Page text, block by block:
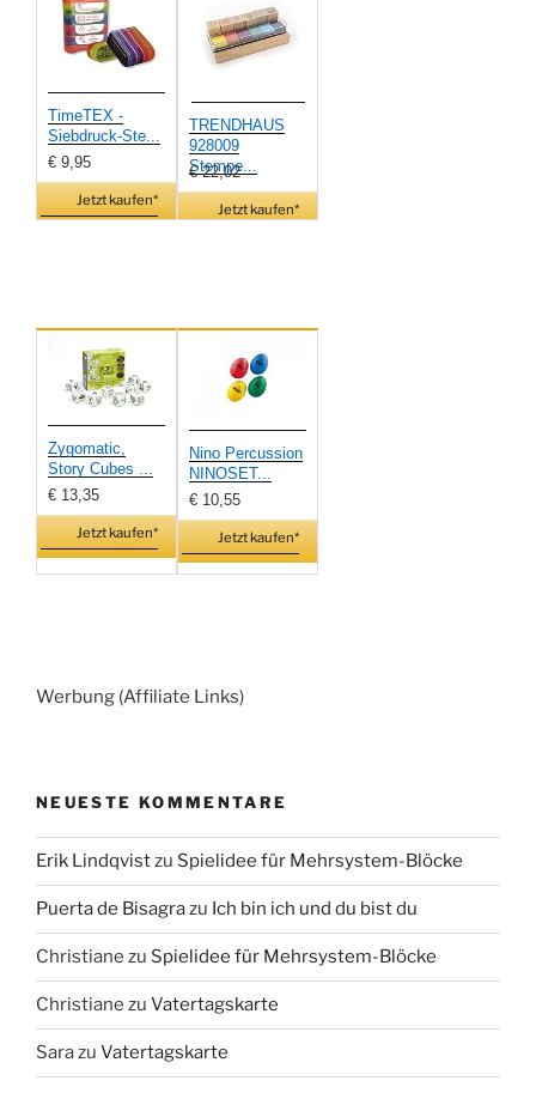
TimeTEX -
Siebdruck-Ste...
€ 9,95
Jetzt kaufen*
TRENDHAUS
928009
Stempe...
€ 22,02
Jetzt kaufen*
Zygomatic,
Story Cubes ...
€ 13,35
Jetzt kaufen*
Nino Percussion
NINOSET...
€ 10,55
Jetzt kaufen*
Werbung (Affiliate Links)
NEUESTE KOMMENTARE
Erik Lindqvistzu Spielidee für Mehrsystem-Blöcke
Puerta de Bisagrazu Ich bin ich und du bist du
Christiane zu Spielidee für Mehrsystem-Blöcke
Christiane zu Vatertagskarte
Sarazu Vatertagskarte